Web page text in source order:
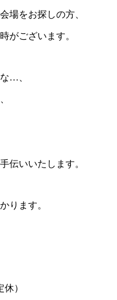
場をお探しの方、
がございます。
…、
伝いいたします。
ります。
）